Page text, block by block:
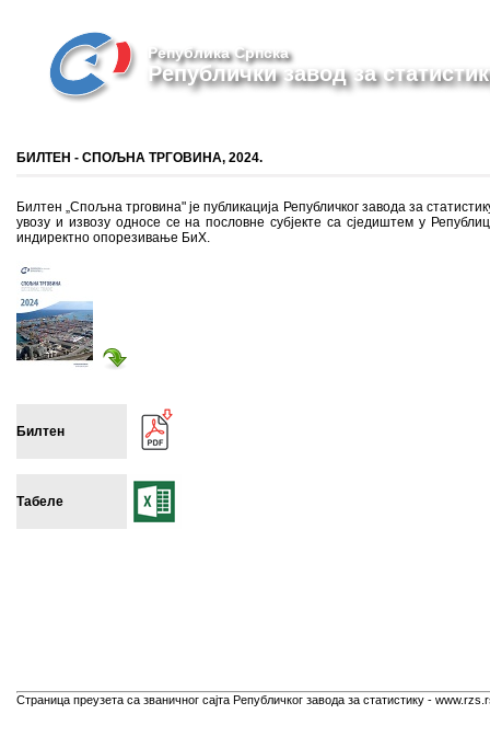
Република Српска
Републички завод за
БИЛТЕН - СПОЉНА ТРГОВИНА, 2024.
Билтен „Спољна трговина" је публикација Републичког завода за
увозу и извозу односе се на пословне субјекте са сједиштем у
индиректно опорезивање БиХ.
Билтен
Табеле
Страница преузета са званичног сајта Републичког завода за статистику -